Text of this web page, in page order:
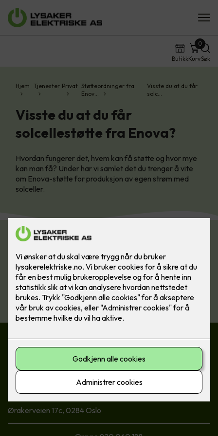
ButikkKurv
0
Søk
Hjem Tjenester Privat Støtteordninger fra
Enov…
Visste du at du får
solc…
Visste du at du får
solcellestøtte fra Enova?
Hvordan fungerer det, hvem kan få støtte og hvor mye
kan man få? Under har vi samlet det du trenger å vite
om Enova-støtte for produksjon av egen strøm med
solceller.
Vi hjelper deg med solceller
Våre dyktige elektrikere hjelper deg med solceller. Send oss
en uforpliktet henvendelse i dag, så kontakter vi deg raskt.
Ta kontakt
Kontakt oss
post@lysaker-el.no
Besøksadresse
Ørakerveien 17c, 0284 Oslo